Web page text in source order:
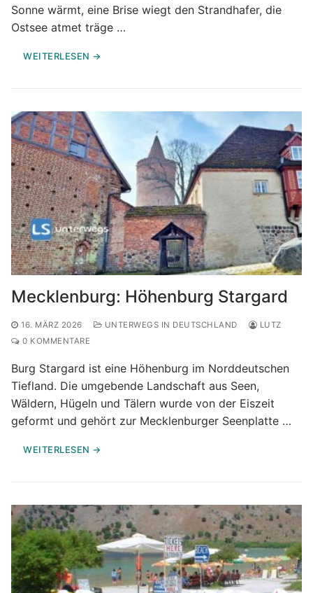
Sonne wärmt, eine Brise wiegt den Strandhafer, die
Ostsee atmet träge …
WEITERLESEN →
Mecklenburg: Höhenburg Stargard
16. MÄRZ 2026 UNTERWEGS IN DEUTSCHLAND
LUTZ
0 KOMMENTARE
Burg Stargard ist eine Höhenburg im Norddeutschen
Tiefland. Die umgebende Landschaft aus Seen,
Wäldern, Hügeln und Tälern wurde von der Eiszeit
geformt und gehört zur Mecklenburger Seenplatte …
WEITERLESEN →